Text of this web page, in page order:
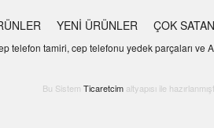
YENİ ÜRÜNLER ÇOK
telefon tamiri, cep telefonu yedek parçaları ve
Bu Sistem Ticaretcimaltyapısı ile